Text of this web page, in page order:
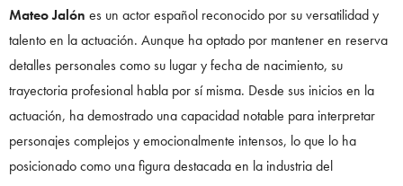
Mateo Jalón es un actor español reconocido por su versatilidad y
talento en la actuación. Aunque ha optado por mantener en reserva
detalles personales como su lugar y fecha de nacimiento, su
trayectoria profesional habla por sí misma. Desde sus inicios en la
actuación, ha demostrado una capacidad notable para interpretar
personajes complejos y emocionalmente intensos, lo que lo ha
posicionado como una figura destacada en la industria del